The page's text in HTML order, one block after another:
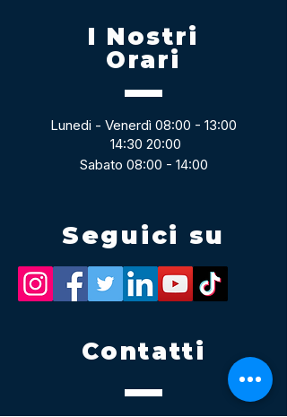
I Nostri
Orari
Lunedi - Venerdì 08:00 - 13:00
14:30 20:00
Sabato 08:00 - 14:00
Seguici su
Contatti